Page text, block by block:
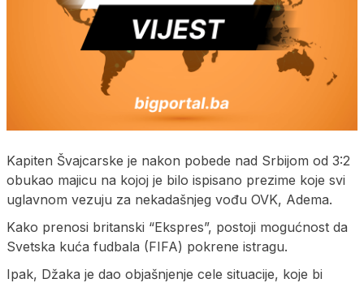
Kapiten Švajcarske je nakon pobede nad Srbijom od 3:2
obukao majicu na kojoj je bilo ispisano prezime koje svi
uglavnom vezuju za nekadašnjeg vođu OVK, Adema.
Kako prenosi britanski “Ekspres”, postoji mogućnost da
Svetska kuća fudbala (FIFA) pokrene istragu.
Ipak, Džaka je dao objašnjenje cele situacije, koje bi